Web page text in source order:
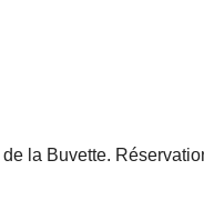
la Buvette.